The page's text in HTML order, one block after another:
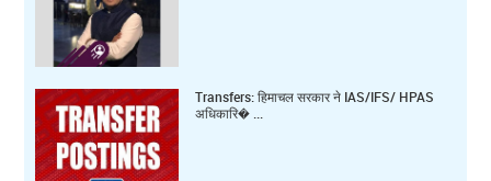
Transfers: हिमाचल सरकार ने IAS/IFS/ HPAS
अधिकारि� ...